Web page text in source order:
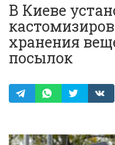
В Киеве
хранения
посылок